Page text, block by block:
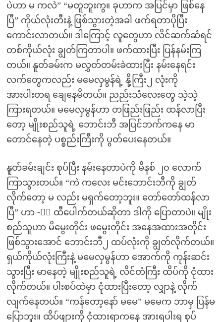
ပဲဟာ မ ကလဲ” “မတူဘူးကွ။ ခုဟာက အပြင်မှာ ဖြစ်နေ
ပြီ” ကိုယ်လုံးတီးနဲ့ ဖြစ်သွားတဲ့အခါ ဖက်ရတာပိုပြီး
ကောင်းလာတယ်။ ဒါကြောင့် လူတွေဟာ လိင်ဆက်ဆံရင်
တစ်ကိုယ်လုံး ချွတ်ကြတာပါ။ ဖက်ထားပြီး ပြန်နမ်းကြ
တယ်။ နူတ်ခမ်းက မလွှတ်တမ်းခဲထားပြီး နမ်းနေရင်း
လက်တွေကလည်း မမေလှမွန်ရဲ့ နို့ကြီး၂ လုံးကို
အားပါးတရ ချေနေမိတယ်။ ညည်းသံလေးတွေ သဲ့သဲ့
ကြားရတယ်။ မမေလှမွန်ဟာ တဖြည်းဖြည်း ထန်လာပြီး
တော့ မျိုးစည်သူရဲ့ ဘောင်းဘီ အပြင်ဘက်ကနေ မာ
တောင်နေတဲ့ ပစ္စည်းကြီးကို ပွတ်ပေးနေတယ်။
နူတ်ခမ်းချင်း စုပ်ပြီး နမ်းနေတာပဲကို မိနစ် ၂၀ လောက်
ကြာသွားတယ်။ “ကဲ ကလေး မင်းဘောင်းဘီကို ချွတ်
လိုက်တော့ မ လည်း မရှက်တော့ဘူး။ တော်တော်ထန်လာ
ပြီ” ဟာ -ီး ထီပေါက်တယ်ဆိုတာ ဒါကို ပြောတာပဲ။ မျိုး
စည်သူဟာ မိမွေးတိုင်း ဖမွေးတိုင်း အနေအထားအတိုင်း
ဖြစ်သွားအောင် ဘောင်းဘီ၂ ထပ်လုံးကို ချွတ်လိုက်တယ်။
ရှယ်ကိုယ်လုံးကြီးနဲ့ မမေလှမွန်ဟာ အောက်ကို ကုန်းဆင်း
သွားပြီး မာနေတဲ့ မျိုးစည်သူရဲ့ လိင်တံကြီး ထိပ်ကို ငုံထား
လိုက်တယ်။ ပါးစပ်ထဲမှာ ငုံထားပြီးတော့ လျှာနဲ့ လိုက်
လျက်နေတယ်။ “ကန်တော့နော် မမေ” မမေက ဘာမှ ပြန်မ
ပြောဘူး။ ထိပ်ဖျားကို ငုံထားရာကနေ အားရပါးရ စုပ်